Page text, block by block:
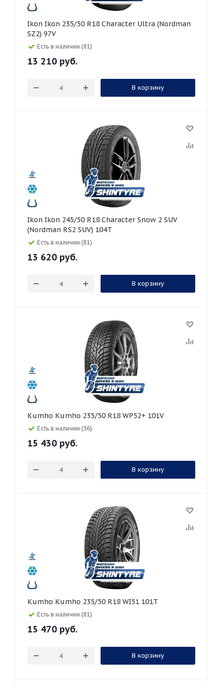
Ikon Ikon 235/50 R18 Character Ultra (Nordman
SZ2) 97V
Есть в наличии (81)
13 210 руб.
В корзину
Ikon Ikon 245/50 R18 Character Snow 2 SUV
(Nordman RS2 SUV) 104T
Есть в наличии (81)
13 620 руб.
В корзину
Kumho Kumho 235/50 R18 WP52+ 101V
Есть в наличии (36)
15 430 руб.
В корзину
Kumho Kumho 235/50 R18 WI51 101T
Есть в наличии (81)
15 470 руб.
В корзину